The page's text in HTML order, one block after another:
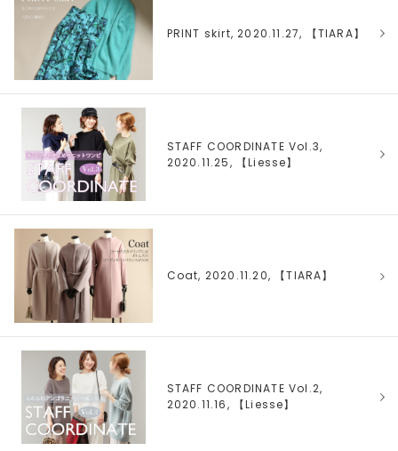
PRINT skirt, 2020.11.27, 【TIARA】
STAFF COORDINATE Vol.3,
2020.11.25, 【Liesse】
Coat, 2020.11.20, 【TIARA】
STAFF COORDINATE Vol.2,
2020.11.16, 【Liesse】